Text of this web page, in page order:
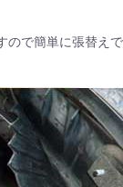
ので簡単に張替えで